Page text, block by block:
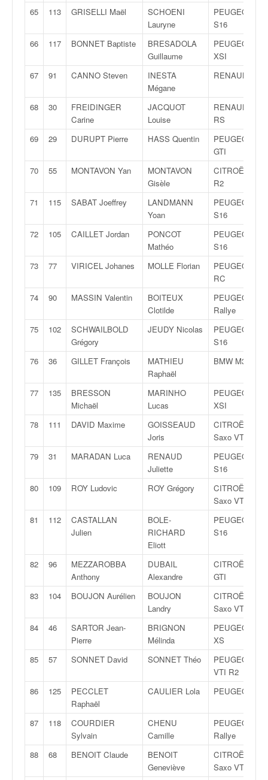
65
113 GRISELLI Maël
SCHOENI
Lauryne
PEUGEOT 106
S16
66
117 BONNET Baptiste
BRESADOLA
Guillaume
PEUGEOT 106
XSI
67
91 CANNO Steven
INESTA
Mégane
RENAULT Clio
68 30
FREIDINGER
Carine
JACQUOT
Louise
RENAULT Clio
RS
69
29 DURUPT Pierre HASS Quentin
PEUGEOT 205
GTI
70
55 MONTAVON Yan
MONTAVON
Gisèle
CITROËN C2
R2
71
115 SABAT Joeffrey
LANDMANN
Yoan
PEUGEOT 106
S16
72
105 CAILLET Jordan
PONCOT
Mathéo
PEUGEOT 106
S16
73
77 VIRICEL Johanes MOLLE Florian
PEUGEOT 206
RC
74
90 MASSIN Valentin
BOITEUX
Clotilde
PEUGEOT 106
Rallye
75
102
SCHWAILBOLD
Grégory
JEUDY Nicolas
PEUGEOT 106
S16
76
36 GILLET François
MATHIEU
Raphaël
BMW M3
77 135
BRESSON
Michaël
MARINHO
Lucas
PEUGEOT 106
XSI
78
111 DAVID Maxime
GOISSEAUD
Joris
CITROËN
Saxo VTS
79
31 MARADAN Luca
RENAUD
Juliette
PEUGEOT 206
S16
80
109 ROY Ludovic ROY Grégory
CITROËN
Saxo VTS
81
112
CASTALLAN
Julien
BOLE-
RICHARD
Eliott
PEUGEOT 106
S16
82 96
MEZZAROBBA
Anthony
DUBAIL
Alexandre
CITROËN AX
GTI
83
104 BOUJON Aurélien
BOUJON
Landry
CITROËN
Saxo VTS
84
46
SARTOR Jean-
Pierre
BRIGNON
Mélinda
PEUGEOT 206
XS
85
57 SONNET David SONNET Théo
PEUGEOT 208
VTI R2
86
125
PECCLET
Raphaël
CAULIER Lola PEUGEOT 205
87 118
COURDIER
Sylvain
CHENU
Camille
PEUGEOT 106
Rallye
88
68 BENOIT Claude
BENOIT
Geneviève
CITROËN
Saxo VTS